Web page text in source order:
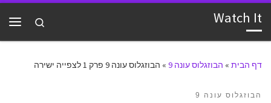
דלג לתוכן Watch It
Search
דף הבית » הבוזגלוס עונה 9 » הבוזגלוס עונה 9 פרק 1 לצפייה ישירה
הבוזגלוס עונה 9